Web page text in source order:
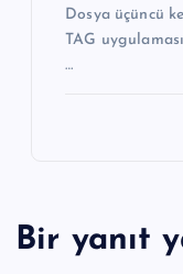
Dosya üçüncü
TAG
…
Bir yanıt